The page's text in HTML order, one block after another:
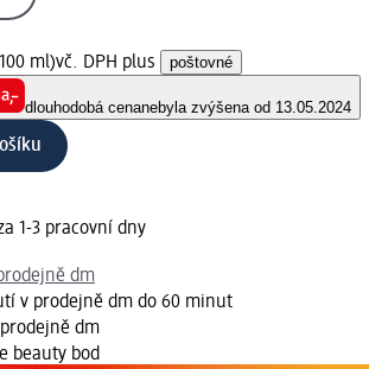
ml)vč. DPH plus poštovné
dlouhodobá cenanebyla zvýšena od 13.05.2024
1-3 pracovní dny
dm
v prodejně dm do 60 minut
dm
beauty bod